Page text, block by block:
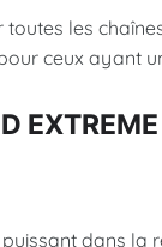
les
ceux ayant
EXTREME
dans la